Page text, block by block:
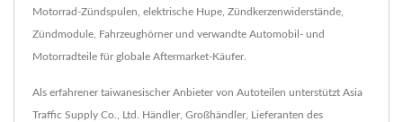
Motorrad-Zündspulen, elektrische Hupe, Zündkerzenwiderstände,
Zündmodule, Fahrzeughörner und verwandte Automobil- und
Motorradteile für globale Aftermarket-Käufer.
Als erfahrener taiwanesischer Anbieter von Autoteilen unterstützt Asia
Traffic Supply Co., Ltd. Händler, Großhändler, Lieferanten des